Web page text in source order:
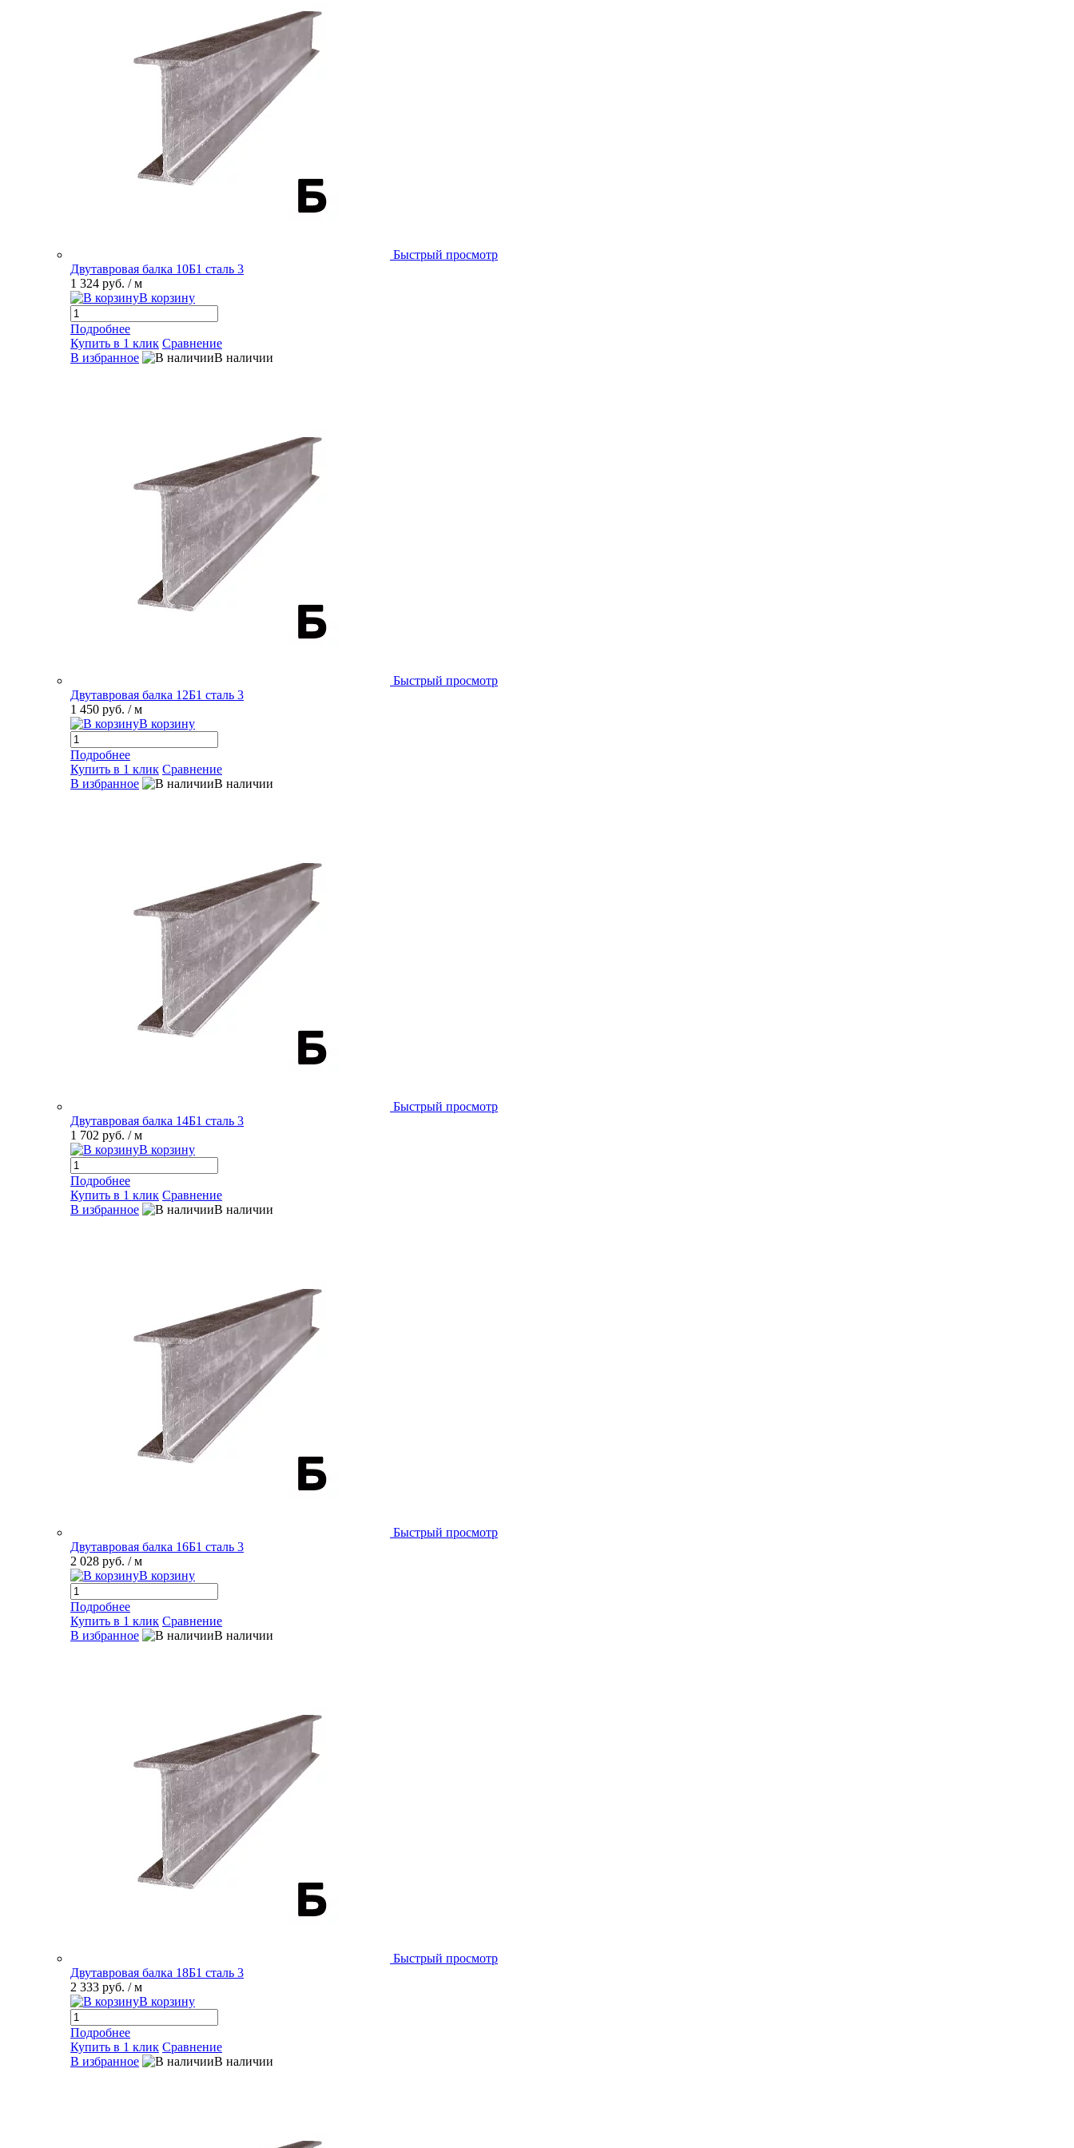
Быстрый просмотр
Двутавровая балка 10Б1 сталь 3
1 324 руб. / м
В корзину
Подробнее
Купить в 1 клик Сравнение
В избранное
В наличии
Быстрый просмотр
Двутавровая балка 12Б1 сталь 3
1 450 руб. / м
В корзину
Подробнее
Купить в 1 клик Сравнение
В избранное
В наличии
Быстрый просмотр
Двутавровая балка 14Б1 сталь 3
1 702 руб. / м
В корзину
Подробнее
Купить в 1 клик Сравнение
В избранное
В наличии
Быстрый просмотр
Двутавровая балка 16Б1 сталь 3
2 028 руб. / м
В корзину
Подробнее
Купить в 1 клик Сравнение
В избранное
В наличии
Быстрый просмотр
Двутавровая балка 18Б1 сталь 3
2 333 руб. / м
В корзину
Подробнее
Купить в 1 клик Сравнение
В избранное
В наличии